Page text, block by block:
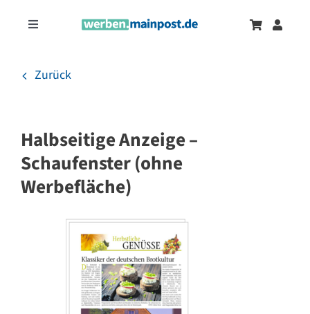
InhaltToggle
Onlinewerbung
Zurück
Halbseitige Anzeige –
Schaufenster (ohne
Werbefläche)